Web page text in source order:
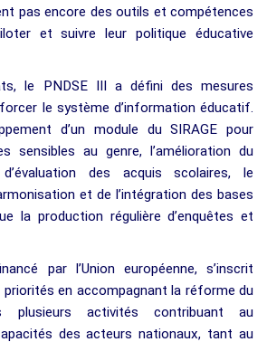
pas encore des outils et compétences
et suivre leur politique éducative
le PNDSE III a défini des mesures
le système d’information éducatif.
d’un module du SIRAGE pour
sensibles au genre, l’amélioration du
des acquis scolaires, le
et de l’intégration des bases
la production régulière d’enquêtes et
par l’Union européenne, s’inscrit
en accompagnant la réforme du
plusieurs activités contribuant au
des acteurs nationaux, tant au